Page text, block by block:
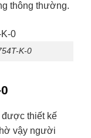
thông thường.
K-0
được thiết kế
vậy người